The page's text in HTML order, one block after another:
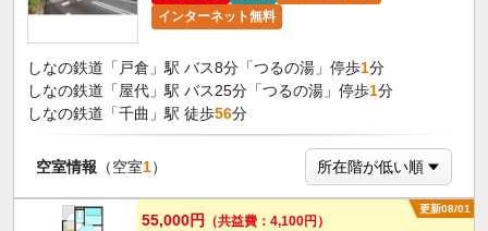
インターネット無料
しなの鉄道「戸倉」駅 バス8分「つるの湯」停歩1分
しなの鉄道「屋代」駅 バス25分「つるの湯」停歩1分
しなの鉄道「千曲」駅 徒歩56分
空室情報 （空室1）
更新08/01
55,000円
（共益費：4,100円）